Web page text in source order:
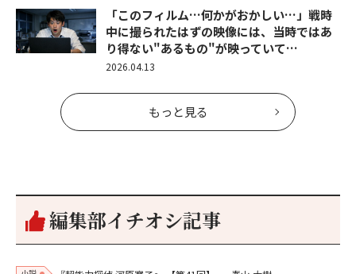
「このフィルム…何かがおかしい…」戦時
中に撮られたはずの映像には、当時ではあ
り得ない"あるもの"が映っていて…
2026.04.13
もっと見る
編集部イチオシ記事